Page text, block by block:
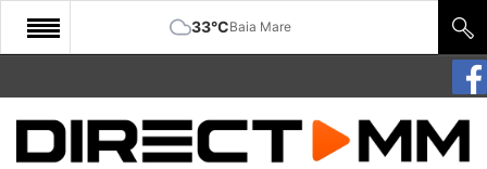
33°CBaia Mare
START
COMUNITATE